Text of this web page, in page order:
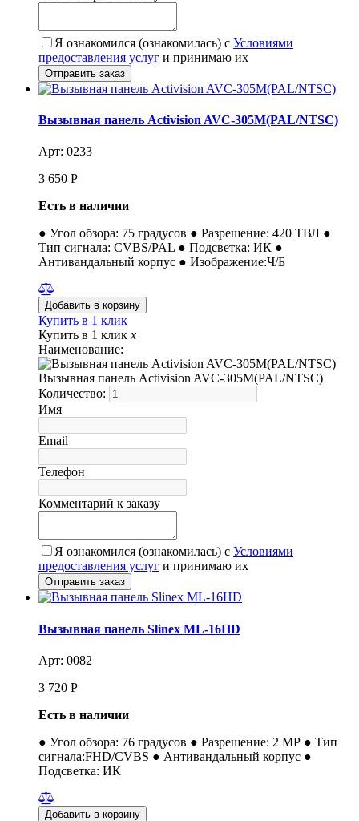
Я ознакомился (ознакомилась) с Условиями
предоставления услуг и принимаю их
Вызывная панель Activision AVC-305M(PAL/NTSC)
Арт: 0233
3 650 Р
Есть в наличии
● Угол обзора: 75 градусов ● Разрешение: 420 ТВЛ ●
Тип сигнала: CVBS/PAL ● Подсветка: ИК ●
Антивандальный корпус ● Изображение:Ч/Б
Купить в 1 клик
Купить в 1 клик x
Наименование:
Вызывная панель Activision AVC-305M(PAL/NTSC)
Количество:
Имя
Email
Телефон
Комментарий к заказу
Я ознакомился (ознакомилась) с Условиями
предоставления услуг и принимаю их
Вызывная панель Slinex ML-16HD
Арт: 0082
3 720 Р
Есть в наличии
● Угол обзора: 76 градусов ● Разрешение: 2 МР ● Тип
сигнала:FHD/CVBS ● Антивандальный корпус ●
Подсветка: ИК